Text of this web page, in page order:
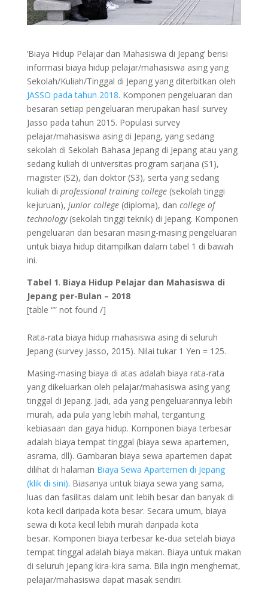
‘Biaya Hidup Pelajar dan Mahasiswa di Jepang’ berisi
informasi biaya hidup pelajar/mahasiswa asing yang
Sekolah/Kuliah/Tinggal di Jepang yang diterbitkan oleh
JASSO pada tahun 2018. Komponen pengeluaran dan
besaran setiap pengeluaran merupakan hasil survey
Jasso pada tahun 2015. Populasi survey
pelajar/mahasiswa asing di Jepang, yang sedang
sekolah di Sekolah Bahasa Jepang di Jepang atau yang
sedang kuliah di universitas program sarjana (S1),
magister (S2), dan doktor (S3), serta yang sedang
kuliah di professional training college(sekolah tinggi
kejuruan), junior college(diploma), dan college of
technology(sekolah tinggi teknik) di Jepang. Komponen
pengeluaran dan besaran masing-masing pengeluaran
untuk biaya hidup ditampilkan dalam tabel 1 di bawah
ini.
Tabel 1. Biaya Hidup Pelajar dan Mahasiswa di
Jepang per-Bulan – 2018
[table “” not found /]
Rata-rata biaya hidup mahasiswa asing di seluruh
Jepang (survey Jasso, 2015). Nilai tukar 1 Yen = 125.
Masing-masing biaya di atas adalah biaya rata-rata
yang dikeluarkan oleh pelajar/mahasiswa asing yang
tinggal di Jepang. Jadi, ada yang pengeluarannya lebih
murah, ada pula yang lebih mahal, tergantung
kebiasaan dan gaya hidup. Komponen biaya terbesar
adalah biaya tempat tinggal (biaya sewa apartemen,
asrama, dll). Gambaran biaya sewa apartemen dapat
dilihat di halaman Biaya Sewa Apartemen di Jepang
(klik di sini). Biasanya untuk biaya sewa yang sama,
luas dan fasilitas dalam unit lebih besar dan banyak di
kota kecil daripada kota besar. Secara umum, biaya
sewa di kota kecil lebih murah daripada kota
besar. Komponen biaya terbesar ke-dua setelah biaya
tempat tinggal adalah biaya makan. Biaya untuk makan
di seluruh Jepang kira-kira sama. Bila ingin menghemat,
pelajar/mahasiswa dapat masak sendiri.